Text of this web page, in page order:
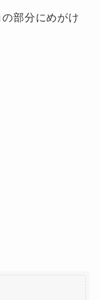
部分にめがけ